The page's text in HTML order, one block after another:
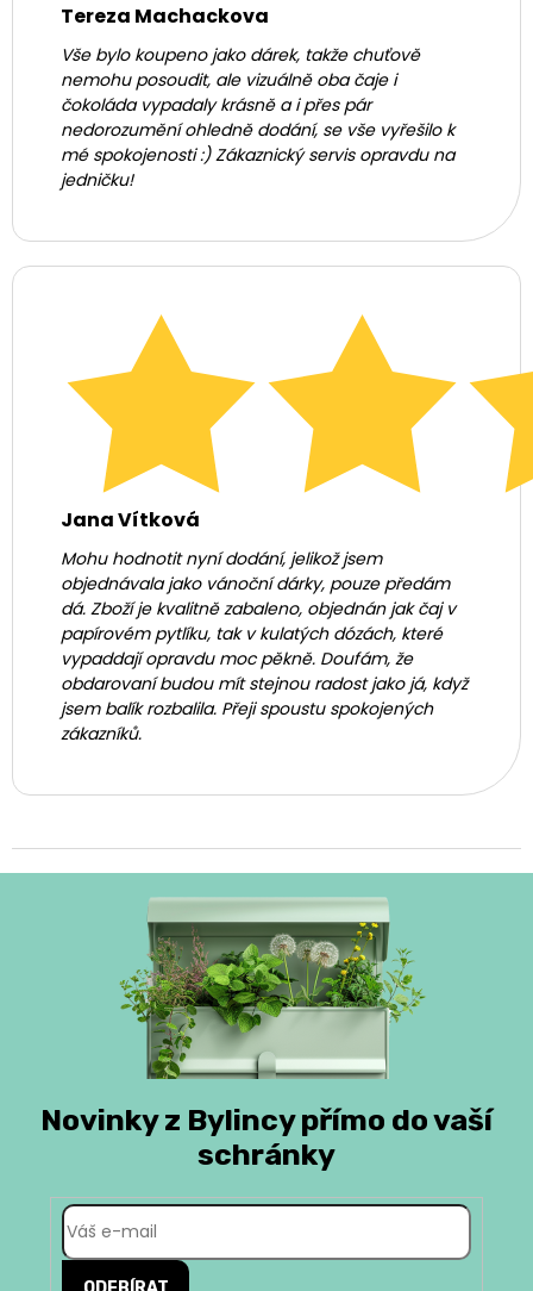
Tereza Machackova
Vše bylo koupeno jako dárek, takže chuťově
nemohu posoudit, ale vizuálně oba čaje i
čokoláda vypadaly krásně a i přes pár
nedorozumění ohledně dodání, se vše vyřešilo k
mé spokojenosti :) Zákaznický servis opravdu na
jedničku!
Jana Vítková
Mohu hodnotit nyní dodání, jelikož jsem
objednávala jako vánoční dárky, pouze předám
dá. Zboží je kvalitně zabaleno, objednán jak čaj v
papírovém pytlíku, tak v kulatých dózách, které
vypaddají opravdu moc pěkně. Doufám, že
obdarovaní budou mít stejnou radost jako já, když
jsem balík rozbalila. Přeji spoustu spokojených
zákazníků.
Novinky z Bylincy přímo do vaší
schránky